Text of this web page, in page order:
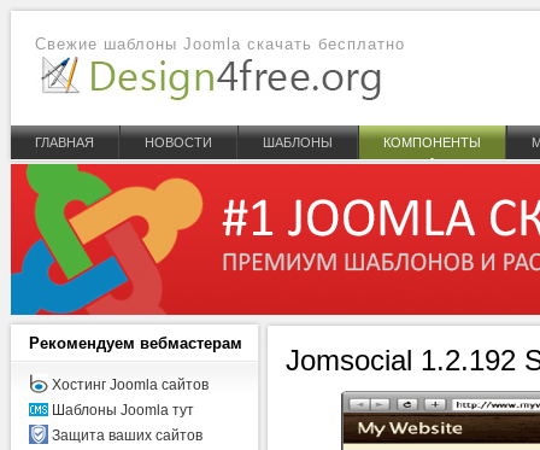
Свежие шаблоны Joomla скачать бесплатно
ГЛАВНАЯ НОВОСТИ ШАБЛОНЫ КОМПОНЕНТЫ
Jomsocial 1.2.192
Рекомендуем вебмастерам
Хостинг Joomla сайтов
Шаблоны Joomla тут
Защита ваших сайтов